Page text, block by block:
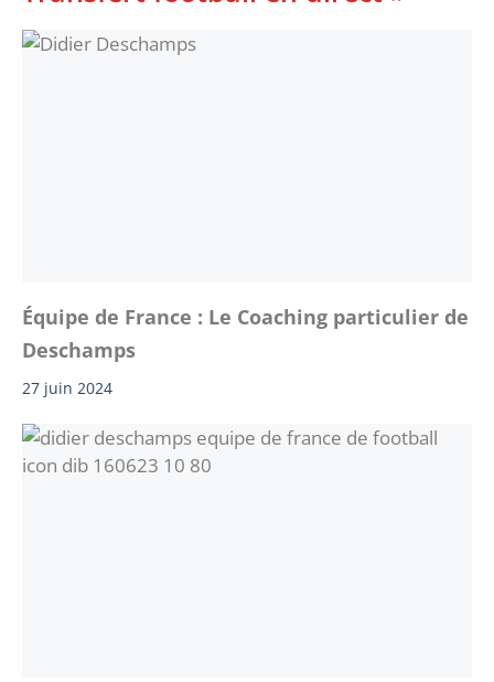
Équipe de France : Le Coaching particulier de
Deschamps
27 juin 2024